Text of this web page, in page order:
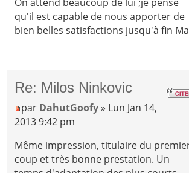
qu'il est capable de nous apporter de
bien belles satisfactions jusqu'à fin
Re: Milos Ninkovic
par DahutGoofy » Lun Jan 14,
2013 9:42 pm
Même impression, titulaire du
coup et très bonne prestation. Un